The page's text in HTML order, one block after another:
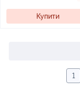
Купити
1